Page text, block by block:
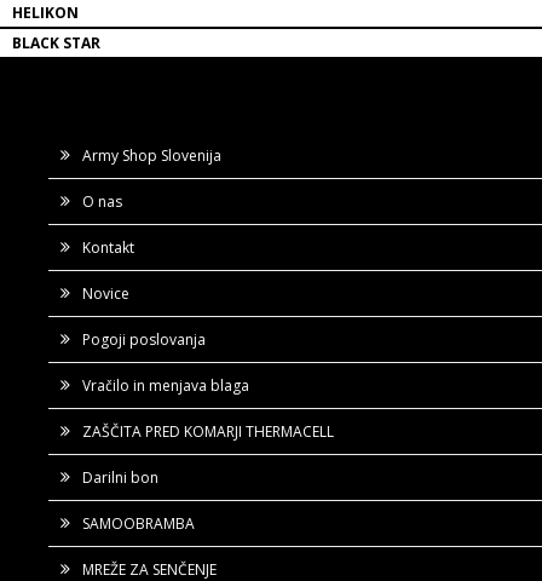
HELIKON
BLACK STAR
Army Shop Slovenija
O nas
Kontakt
Novice
Pogoji poslovanja
Vračilo in menjava blaga
ZAŠČITA PRED KOMARJI THERMACELL
Darilni bon
SAMOOBRAMBA
MREŽE ZA SENČENJE